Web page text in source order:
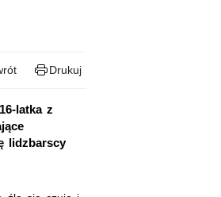
Drukuj
latka z
lidzbarscy